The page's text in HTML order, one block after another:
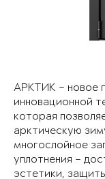
АРКТИК – новое
инновационной
которая
арктическую
многослойное
уплотнения –
эстетики,